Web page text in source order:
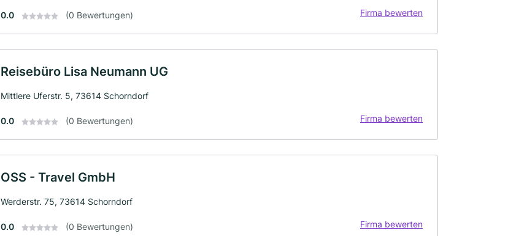
0.0 (0 Bewertungen) Firma bewerten
Reisebüro Lisa Neumann UG
Mittlere Uferstr. 5, 73614 Schorndorf
0.0 (0 Bewertungen) Firma bewerten
OSS - Travel GmbH
Werderstr. 75, 73614 Schorndorf
0.0 (0 Bewertungen) Firma bewerten